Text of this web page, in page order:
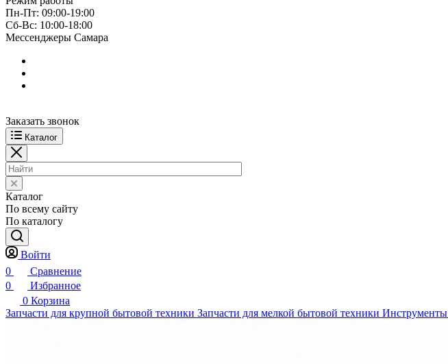
Пн-Пт: 09:00-19:00
Сб-Вс: 10:00-18:00
Мессенджеры Самара
Заказать звонок
Каталог
Каталог
По всему сайту
По каталогу
Войти
0
Сравнение
0
Избранное
0 Корзина
Запчасти для крупной бытовой техники Запчасти для мелкой бытовой техники Инструменты